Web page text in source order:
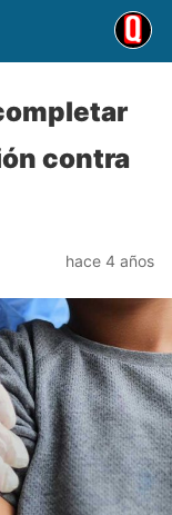
contra
hace 4 años